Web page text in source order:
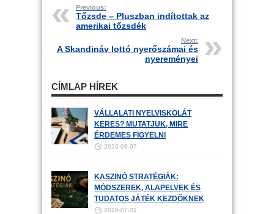
Previous:
Tőzsde – Pluszban indítottak az
amerikai tőzsdék
Next:
A Skandináv lottó nyerőszámai és
nyereményei
CÍMLAP HÍREK
VÁLLALATI NYELVISKOLÁT
KERES? MUTATJUK, MIRE
ÉRDEMES FIGYELNI
2026-08-07
KASZINÓ STRATÉGIÁK:
MÓDSZEREK, ALAPELVEK ÉS
TUDATOS JÁTÉK KEZDŐKNEK
2026-07-31